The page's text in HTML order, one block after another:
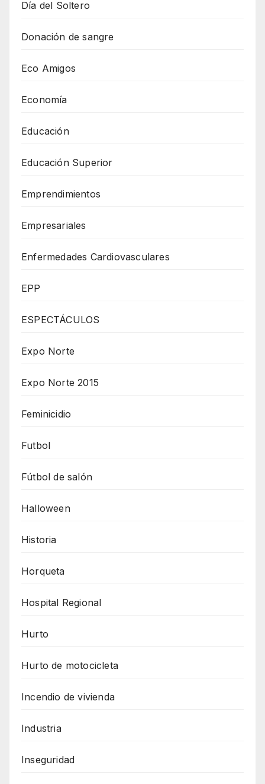
Día del Soltero
Donación de sangre
Eco Amigos
Economía
Educación
Educación Superior
Emprendimientos
Empresariales
Enfermedades Cardiovasculares
EPP
ESPECTÁCULOS
Expo Norte
Expo Norte 2015
Feminicidio
Futbol
Fútbol de salón
Halloween
Historia
Horqueta
Hospital Regional
Hurto
Hurto de motocicleta
Incendio de vivienda
Industria
Inseguridad